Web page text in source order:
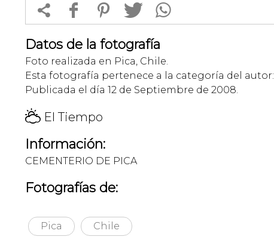
 f 1 T 
Datos de la fotografía
Foto realizada en Pica, Chile.
Esta fotografía pertenece a la categoría del autor:
Publicada el día 12 de Septiembre de 2008.
H El Tiempo
Información:
CEMENTERIO DE PICA
Fotografías de:
Pica Chile